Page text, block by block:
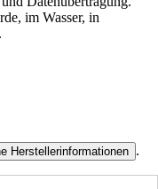
im Wasser, in
Herstellerinformationen .